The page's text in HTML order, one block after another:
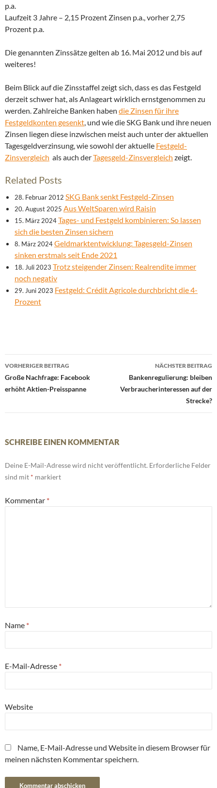
p.a.
Laufzeit 3 Jahre – 2,15 Prozent Zinsen p.a., vorher 2,75
Prozent p.a.
Die genannten Zinssätze gelten ab 16. Mai 2012 und bis auf
weiteres!
Beim Blick auf die Zinsstaffel zeigt sich, dass es das Festgeld
derzeit schwer hat, als Anlageart wirklich ernstgenommen zu
werden. Zahlreiche Banken haben die Zinsen für ihre
Festgeldkonten gesenkt, und wie die SKG Bank und ihre neuen
Zinsen liegen diese inzwischen meist auch unter der aktuellen
Tagesgeldverzinsung, wie sowohl der aktuelle Festgeld-
Zinsvergleich als auch derTagesgeld-Zinsvergleich zeigt.
Related Posts
28. Februar 2012 SKG Bank senkt Festgeld-Zinsen
20. August 2025 Aus WeltSparen wird Raisin
15. März 2024Tages- und Festgeld kombinieren: So lassen
sich die besten Zinsen sichern
8. März 2024Geldmarktentwicklung: Tagesgeld-Zinsen
sinken erstmals seit Ende 2021
18. Juli 2023 Trotz steigender Zinsen: Realrendite immer
noch negativ
29. Juni 2023 Festgeld: Crédit Agricole durchbricht die 4-
Prozent
Beitrags-
Navigation
VORHERIGER BEITRAG
Große Nachfrage: Facebook
erhöht Aktien-Preisspanne
NÄCHSTER BEITRAG
Bankenregulierung: bleiben
Verbraucherinteressen auf der
Strecke?
SCHREIBE EINEN KOMMENTAR
Deine E-Mail-Adresse wird nicht veröffentlicht. Erforderliche Felder
sind mit * markiert
Kommentar *
Name *
E-Mail-Adresse *
Website
Name, E-Mail-Adresse und Website in diesem Browser für
meinen nächsten Kommentar speichern.